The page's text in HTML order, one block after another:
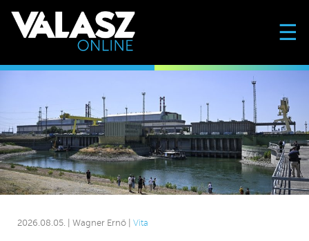
☰
2026.08.05. | Wagner Ernő | Vita